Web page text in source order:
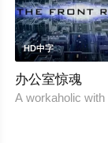
瓣电影、电视猫
HD中字
办公室惊魂
A workaholic